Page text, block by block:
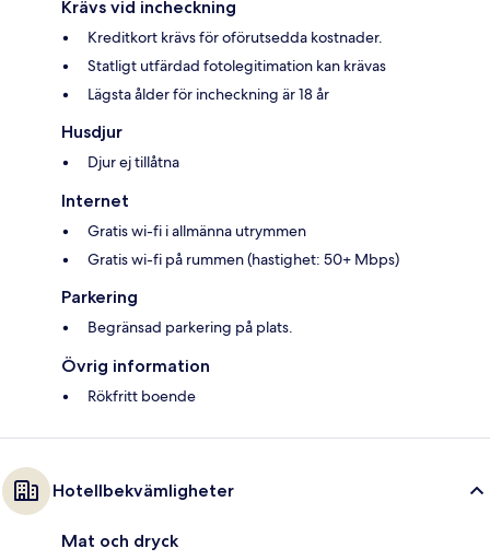
Krävs vid incheckning
Kreditkort krävs för oförutsedda kostnader.
Statligt utfärdad fotolegitimation kan krävas
Lägsta ålder för incheckning är 18 år
Husdjur
Djur ej tillåtna
Internet
Gratis wi-fi i allmänna utrymmen
Gratis wi-fi på rummen (hastighet: 50+ Mbps)
Parkering
Begränsad parkering på plats.
Övrig information
Rökfritt boende
Hotellbekvämligheter
Mat och dryck